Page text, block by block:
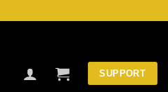
SUPPORT